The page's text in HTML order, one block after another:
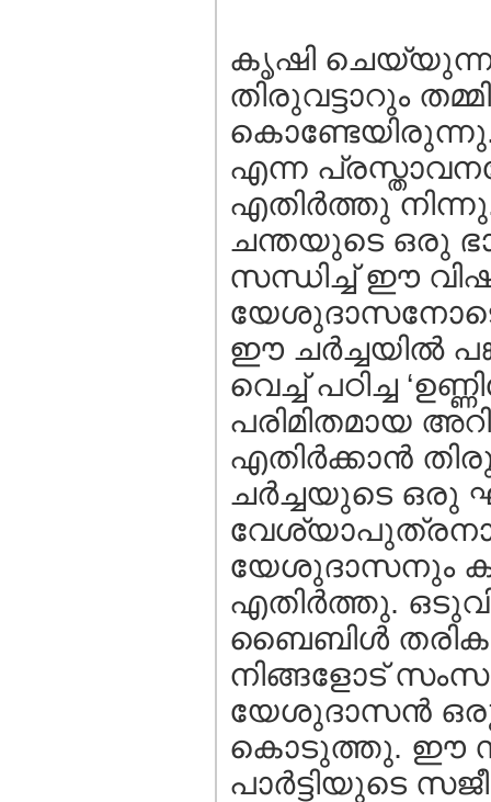
കൃഷി
തിരുവട്ടാറും
എന്ന
എതിര്‍ത്തു
ചന്തയുടെ ഒരു
സന്ധിച്ച് ഈ
ഈ ചര്‍ച്ചയില്‍
വെച്ച് പഠിച്ച
പരിമിതമായ
എതിര്‍ക്കാന്‍
ചര്‍ച്ചയുടെ ഒരു
യേശുദാസനും
എതിര്‍ത്തു.
ബൈബിള്‍ തരിക,
നിങ്ങളോട്
യേശുദാസന്‍ ഒരു
കൊടുത്തു. ഈ
പാര്‍ട്ടിയുടെ